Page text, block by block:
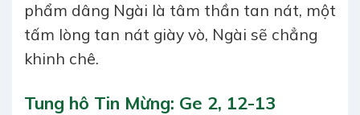
phẩm dâng Ngài là tâm thần tan nát, một
tấm lòng tan nát giày vò, Ngài sẽ chẳng
khinh chê.
Tung hô Tin Mừng: Ge 2, 12-13